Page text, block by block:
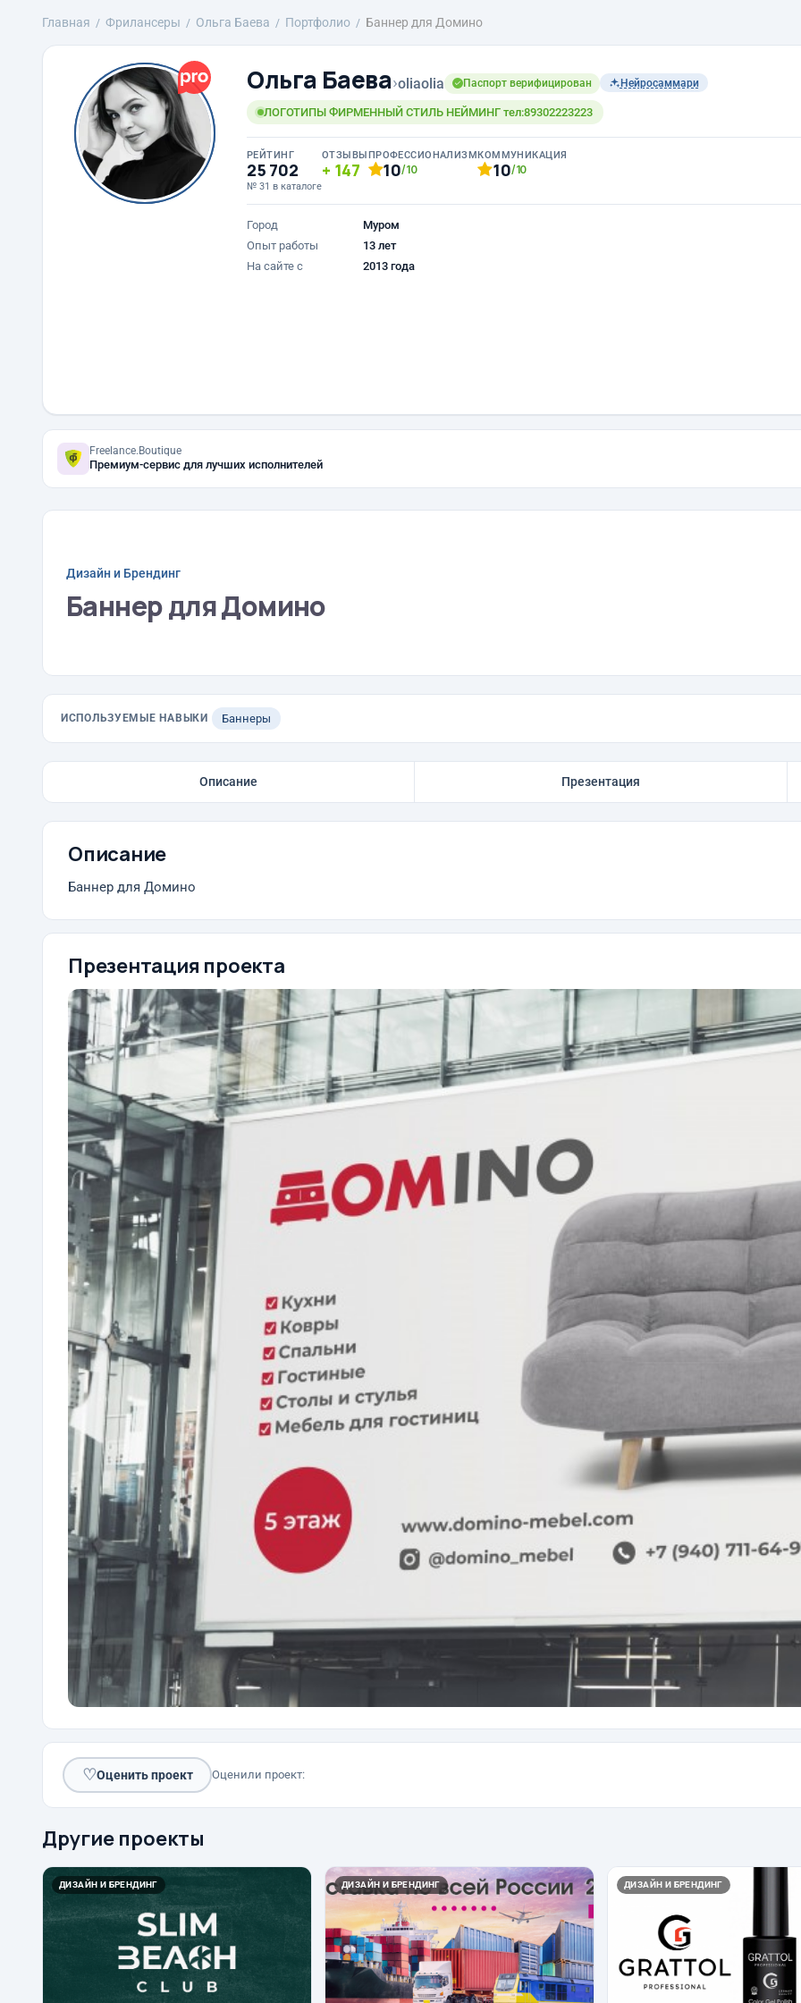
Главная Фрилансеры Ольга Баева Портфолио Баннер для Домино
Ольга Баева›oliaolia Паспорт верифицирован Нейросаммари
ЛОГОТИПЫ ФИРМЕННЫЙ СТИЛЬ НЕЙМИНГ тел:89302223223
РЕЙТИНГ
25 702
№ 31 в каталоге
ОТЗЫВЫ
147
ПРОФЕССИОНАЛИЗМ
10/10
КОММУНИКАЦИЯ
10/10
Город
Муром
Опыт работы
13 лет
На сайте с
2013 года
Freelance.Boutique
Премиум-сервис для лучших исполнителей
Дизайн и Брендинг
Баннер для Домино
ИСПОЛЬЗУЕМЫЕ НАВЫКИ Баннеры
Описание Презентация
Описание
Баннер для Домино
Презентация проекта
♡Оценить проект Оценили проект:
Другие проекты
ДИЗАЙН И БРЕНДИНГ ДИЗАЙН И БРЕНДИНГ ДИЗАЙН И БРЕНДИНГ